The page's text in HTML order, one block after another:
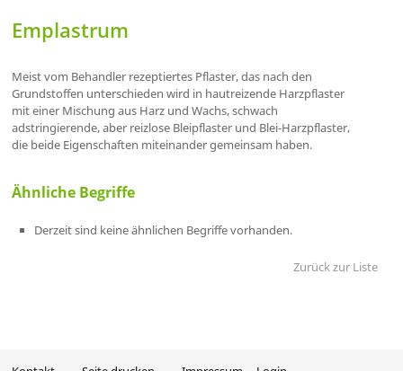
Emplastrum
Meist vom Behandler rezeptiertes Pflaster, das nach den
Grundstoffen unterschieden wird in hautreizende Harzpflaster
mit einer Mischung aus Harz und Wachs, schwach
adstringierende, aber reizlose Bleipflaster und Blei-Harzpflaster,
die beide Eigenschaften miteinander gemeinsam haben.
Ähnliche Begriffe
Derzeit sind keine ähnlichen Begriffe vorhanden.
Zurück zur Liste